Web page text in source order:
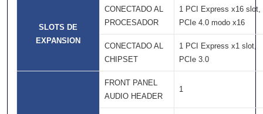
SLOTS DE
EXPANSION
CONECTADO AL
PROCESADOR
1 PCI Express x16 slot,
PCIe 4.0 modo x16
CONECTADO AL
CHIPSET
1 PCI Express x1 slot,
PCIe 3.0
FRONT PANEL
AUDIO HEADER
1